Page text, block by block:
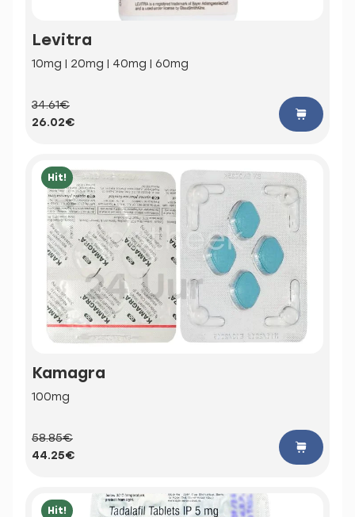
Levitra
10mg | 20mg | 40mg | 60mg
34.61€
26.02€
Hit!
Kamagra
100mg
58.85€
44.25€
Hit!